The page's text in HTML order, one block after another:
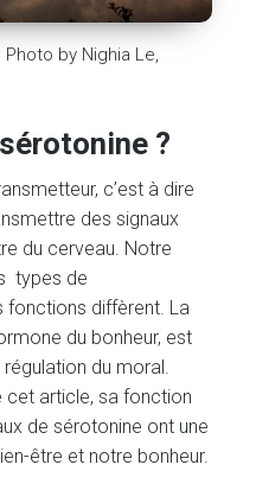
by Nighia Le,
?
c’est à dire
des signaux
du cerveau. Notre
types de
fonctions diffèrent. La
du bonheur, est
du moral.
cet article, sa fonction
de sérotonine ont une
être et notre bonheur.